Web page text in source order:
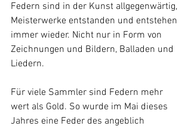
Federn sind in der Kunst allgegenwärtig,
Meisterwerke entstanden und entstehen
immer wieder. Nicht nur in Form von
Zeichnungen und Bildern, Balladen und
Liedern.
Für viele Sammler sind Federn mehr
wert als Gold. So wurde im Mai dieses
Jahres eine Feder des angeblich